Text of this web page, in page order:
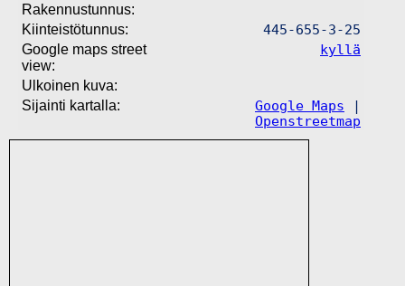
Rakennustunnus:
Kiinteistötunnus:
445-655-3-25
Google maps street
view:
kyllä
Ulkoinen kuva:
Sijainti kartalla:
Google Maps |
Openstreetmap